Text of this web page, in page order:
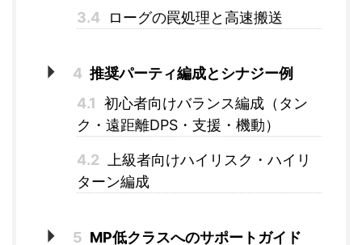
3.4 ローグの罠処理と高速搬送
4 推奨パーティ編成とシナジー例
4.1 初心者向けバランス編成（タン
ク・遠距離DPS・支援・機動）
4.2
上級者向けハイリスク・ハイリ
ターン編成
5 MP低クラスへのサポートガイド